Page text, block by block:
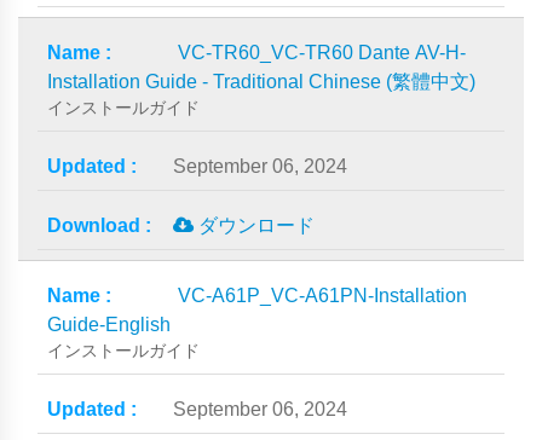
VC-TR60_VC-TR60 Dante AV-H-
Installation Guide - Traditional Chinese (繁體中文)
インストールガイド
September 06, 2024
ダウンロード
VC-A61P_VC-A61PN-Installation
Guide-English
インストールガイド
September 06, 2024